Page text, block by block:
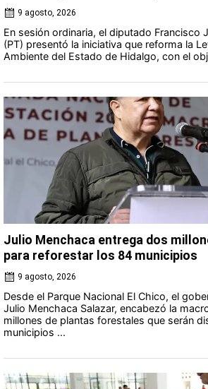
9 agosto, 2026
En sesión ordinaria, el diputado Francisco
(PT) presentó la iniciativa que reforma la
Ambiente del Estado de Hidalgo, con el
Julio Menchaca entrega dos
para reforestar los 84 municipios
9 agosto, 2026
Desde el Parque Nacional El Chico, el
Julio Menchaca Salazar, encabezó la
millones de plantas forestales que serán
municipios ...